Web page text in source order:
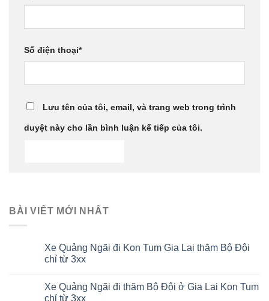
Số điện thoại*
Lưu tên của tôi, email, và trang web trong trình
duyệt này cho lần bình luận kế tiếp của tôi.
BÀI VIẾT MỚI NHẤT
Xe Quảng Ngãi đi Kon Tum Gia Lai thăm Bộ Đội
chỉ từ 3xx
Xe Quảng Ngãi đi thăm Bộ Đội ở Gia Lai Kon Tum
chỉ từ 3xx